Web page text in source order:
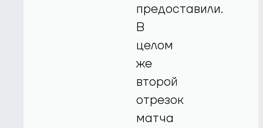
предоставили.
В
целом
же
второй
отрезок
матча